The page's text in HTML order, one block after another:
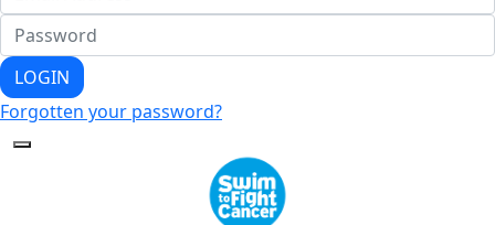
LOGIN
Forgotten your password?